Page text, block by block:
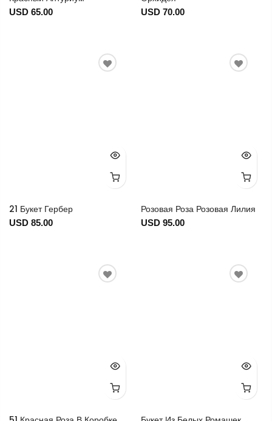
USD 65.00 USD 70.00
21 Букет Гербер
USD 85.00
Розовая Роза Розовая Лилия
USD 95.00